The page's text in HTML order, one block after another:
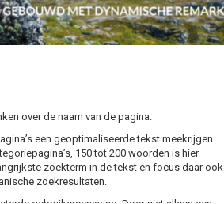
over de naam van de pagina.
een geoptimaliseerde tekst meekrijgen.
150 tot 200 woorden is hier
zoekterm in de tekst en focus daar ook
zoekresultaten.